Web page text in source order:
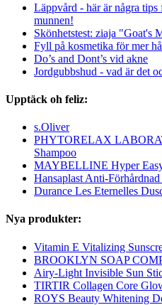
Läppvård - här är några tips
munnen!
Skönhetstest: ziaja "Goat's
Fyll på kosmetika för mer
Do’s and Dont’s vid akne
Jordgubbshud - vad är det
Upptäck oh feliz:
s.Oliver
PHYTORELAX
Shampoo
MAYBELLINE Hyper
Hansaplast Anti-
Durance Les Eternelles
Nya produkter:
Vitamin E Vitalizing
BROOKLYN SOAP
Airy-Light Invisible Sun
TIRTIR Collagen Core
ROYS Beauty Whitening